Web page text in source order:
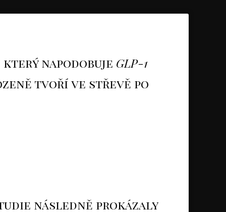
napodobuje GLP-1
tvoří ve střevě po
následně prokázaly